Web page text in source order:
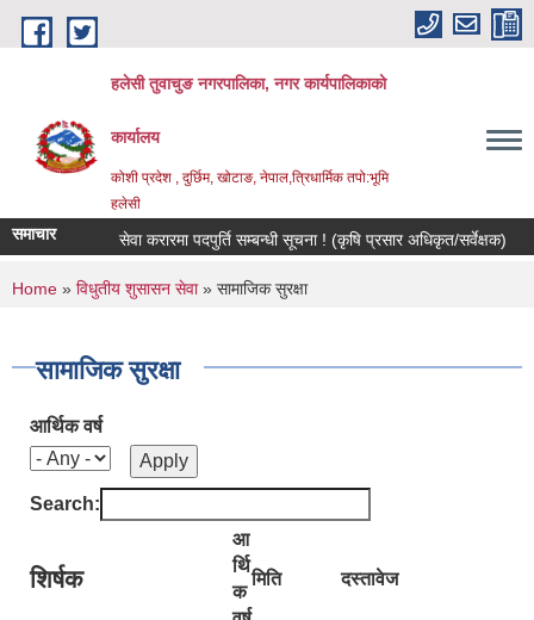
Skip to main content
हलेसी तुवाचुङ नगरपालिका, नगर कार्यपालिकाको
कार्यालय
कोशी प्रदेश , दुर्छिम, खोटाङ, नेपाल,त्रिधार्मिक तपो:भूमि
हलेसी
समाचार सेवा करारमा पदपुर्ति सम्बन्धी सूचना ! (कृषि प्रसार अधिकृत/सर्वेक्षक)
You are here
Home » विधुतीय शुसासन सेवा» सामाजिक सुरक्षा
सामाजिक सुरक्षा
आर्थिक वर्ष
Search:
शिर्षक
आ
र्थि
क
मिति दस्तावेज